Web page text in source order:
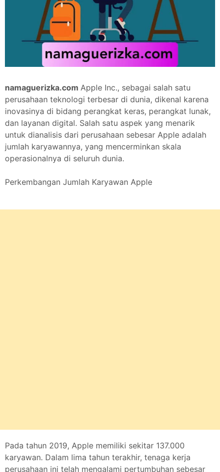
namaguerizka.com Apple Inc., sebagai salah satu
perusahaan teknologi terbesar di dunia, dikenal karena
inovasinya di bidang perangkat keras, perangkat lunak,
dan layanan digital. Salah satu aspek yang menarik
untuk dianalisis dari perusahaan sebesar Apple adalah
jumlah karyawannya, yang mencerminkan skala
operasionalnya di seluruh dunia.
Perkembangan Jumlah Karyawan Apple
Pada tahun 2019, Apple memiliki sekitar 137.000
karyawan. Dalam lima tahun terakhir, tenaga kerja
perusahaan ini telah mengalami pertumbuhan sebesar